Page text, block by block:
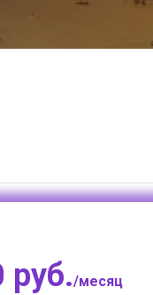
руб./месяц